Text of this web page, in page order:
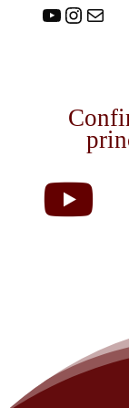
Youtube
E-mail
